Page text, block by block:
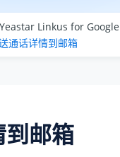
Yeastar Linkus for
通话详情到邮箱
邮箱